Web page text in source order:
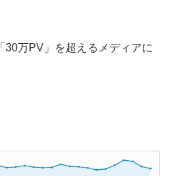
30万PV」を超えるメディアに